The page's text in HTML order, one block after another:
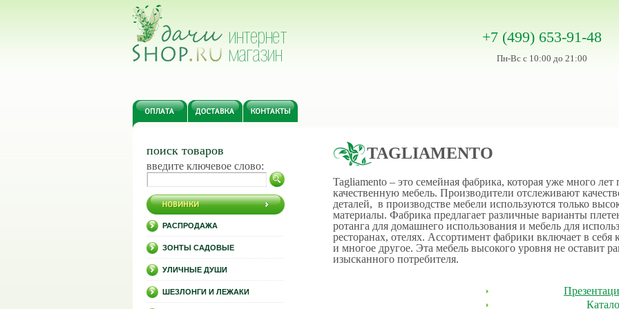
+7 (499) 653-91-48
Пн-Вс с 10:00 до 21:00
поиск товаров
введите ключевое слово:
РАСПРОДАЖА
ЗОНТЫ САДОВЫЕ
УЛИЧНЫЕ ДУШИ
ШЕЗЛОНГИ И ЛЕЖАКИ
TAGLIAMENTO
Tagliamento – это семейная фабрика, которая уже много
качественную мебель. Производители отслеживают
деталей, в производстве мебели используются только
материалы. Фабрика предлагает различные варианты
ротанга для домашнего использования и мебель для
ресторанах, отелях. Ассортимент фабрики включает в
и многое другое. Эта мебель высокого уровня не оставит
изысканного потребителя.